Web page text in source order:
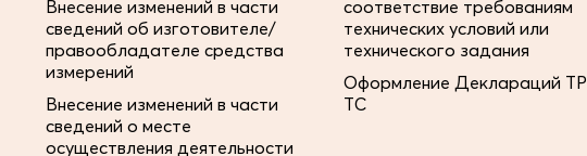
Внесение изменений в части
сведений об изготовителе/
правообладателе средства
измерений
Внесение изменений в части
сведений о месте
осуществления деятельности
соответствие требованиям
технических условий или
технического задания
Оформление Деклараций ТР
ТС